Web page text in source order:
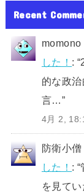
Recent
momono
した！ : “
的な政
言…”
4月 2,
防衛小僧
した！ : “
を見て